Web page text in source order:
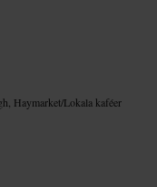
Haymarket/Lokala kaféer